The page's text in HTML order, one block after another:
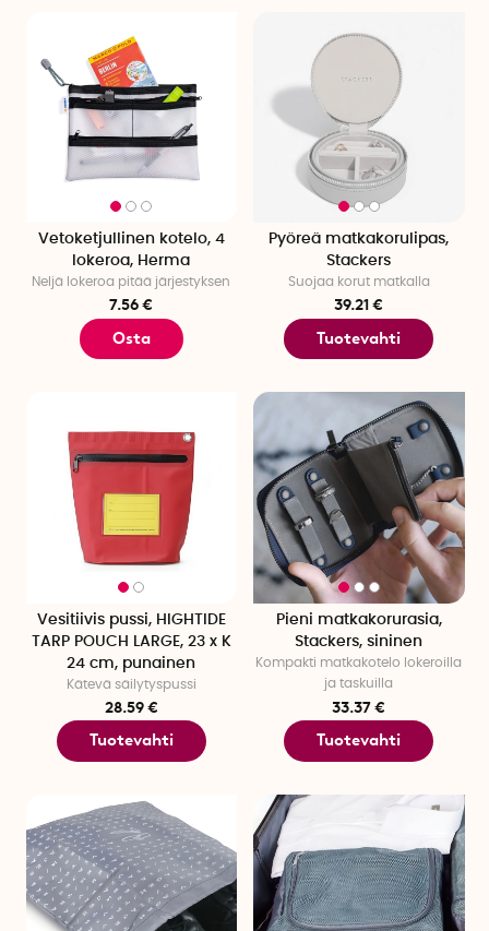
Vetoketjullinen kotelo, 4
lokeroa, Herma
Neljä lokeroa pitää järjestyksen
7.56 €
Osta
Pyöreä matkakorulipas,
Stackers
Suojaa korut matkalla
39.21 €
Tuotevahti
Vesitiivis pussi, HIGHTIDE
TARP POUCH LARGE, 23 x K
24 cm, punainen
Kätevä säilytyspussi
28.59 €
Tuotevahti
Pieni matkakorurasia,
Stackers, sininen
Kompakti matkakotelo lokeroilla
ja taskuilla
33.37 €
Tuotevahti